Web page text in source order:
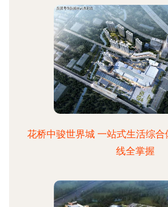
花桥中骏世界城 一站式生活综
线全掌握